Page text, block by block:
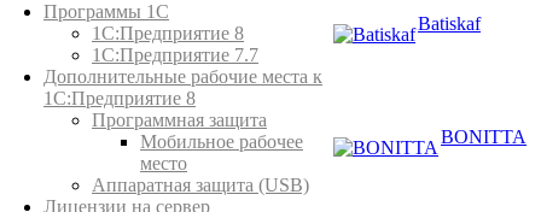
Программы 1С
1С:Предприятие 8
1С:Предприятие 7.7
Дополнительные рабочие места к
1С:Предприятие 8
Программная защита
Мобильное рабочее
место
Аппаратная защита (USB)
Лицензии на сервер
Batiskaf
BONITTA